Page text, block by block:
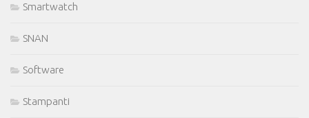
Smartwatch
SNAN
Software
Stampanti